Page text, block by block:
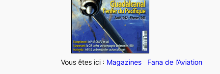
h
e
r
Vous êtes ici : Magazines Fana de l’Aviation